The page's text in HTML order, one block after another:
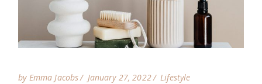
by Emma Jacobs January 27, 2022 Lifestyle